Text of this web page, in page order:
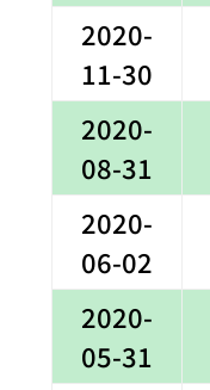
2020-
11-30
2020-
08-31
2020-
06-02
2020-
05-31